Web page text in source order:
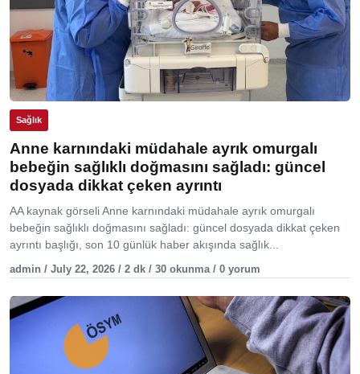
Sağlık
Anne karnındaki müdahale ayrık omurgalı
bebeğin sağlıklı doğmasını sağladı: güncel
dosyada dikkat çeken ayrıntı
AA kaynak görseli Anne karnındaki müdahale ayrık omurgalı
bebeğin sağlıklı doğmasını sağladı: güncel dosyada dikkat çeken
ayrıntı başlığı, son 10 günlük haber akışında sağlık...
admin / July 22, 2026 / 2 dk / 30 okunma / 0 yorum